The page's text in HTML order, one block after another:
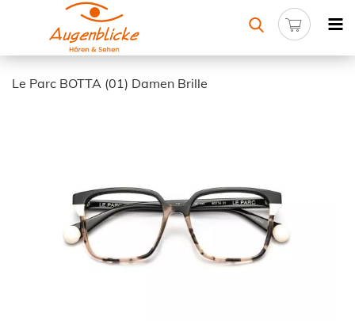
Le Parc BOTTA (01) Damen Brille